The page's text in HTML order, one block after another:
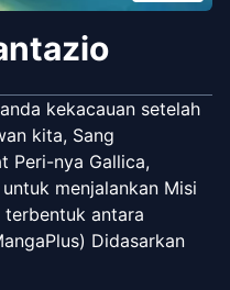
kekacauan setelah
kita, Sang
Peri-nya Gallica,
menjalankan Misi
terbentuk antara
Didasarkan